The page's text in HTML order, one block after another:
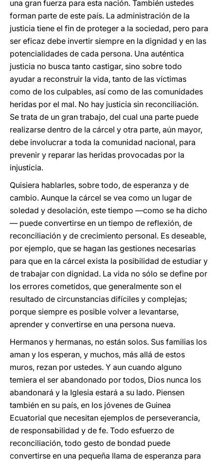
una gran fuerza para esta nación. También ustedes
forman parte de este país. La administración de la
justicia tiene el fin de proteger a la sociedad, pero para
ser eficaz debe invertir siempre en la dignidad y en las
potencialidades de cada persona. Una auténtica
justicia no busca tanto castigar, sino sobre todo
ayudar a reconstruir la vida, tanto de las víctimas
como de los culpables, así como de las comunidades
heridas por el mal. No hay justicia sin reconciliación.
Se trata de un gran trabajo, del cual una parte puede
realizarse dentro de la cárcel y otra parte, aún mayor,
debe involucrar a toda la comunidad nacional, para
prevenir y reparar las heridas provocadas por la
injusticia.
Quisiera hablarles, sobre todo, de esperanza y de
cambio. Aunque la cárcel se vea como un lugar de
soledad y desolación, este tiempo —como se ha dicho
— puede convertirse en un tiempo de reflexión, de
reconciliación y de crecimiento personal. Es deseable,
por ejemplo, que se hagan las gestiones necesarias
para que en la cárcel exista la posibilidad de estudiar y
de trabajar con dignidad. La vida no sólo se define por
los errores cometidos, que generalmente son el
resultado de circunstancias difíciles y complejas;
porque siempre es posible volver a levantarse,
aprender y convertirse en una persona nueva.
Hermanos y hermanas, no están solos. Sus familias los
aman y los esperan, y muchos, más allá de estos
muros, rezan por ustedes. Y aun cuando alguno
temiera el ser abandonado por todos, Dios nunca los
abandonará y la Iglesia estará a su lado. Piensen
también en su país, en los jóvenes de Guinea
Ecuatorial que necesitan ejemplos de perseverancia,
de responsabilidad y de fe. Todo esfuerzo de
reconciliación, todo gesto de bondad puede
convertirse en una pequeña llama de esperanza para